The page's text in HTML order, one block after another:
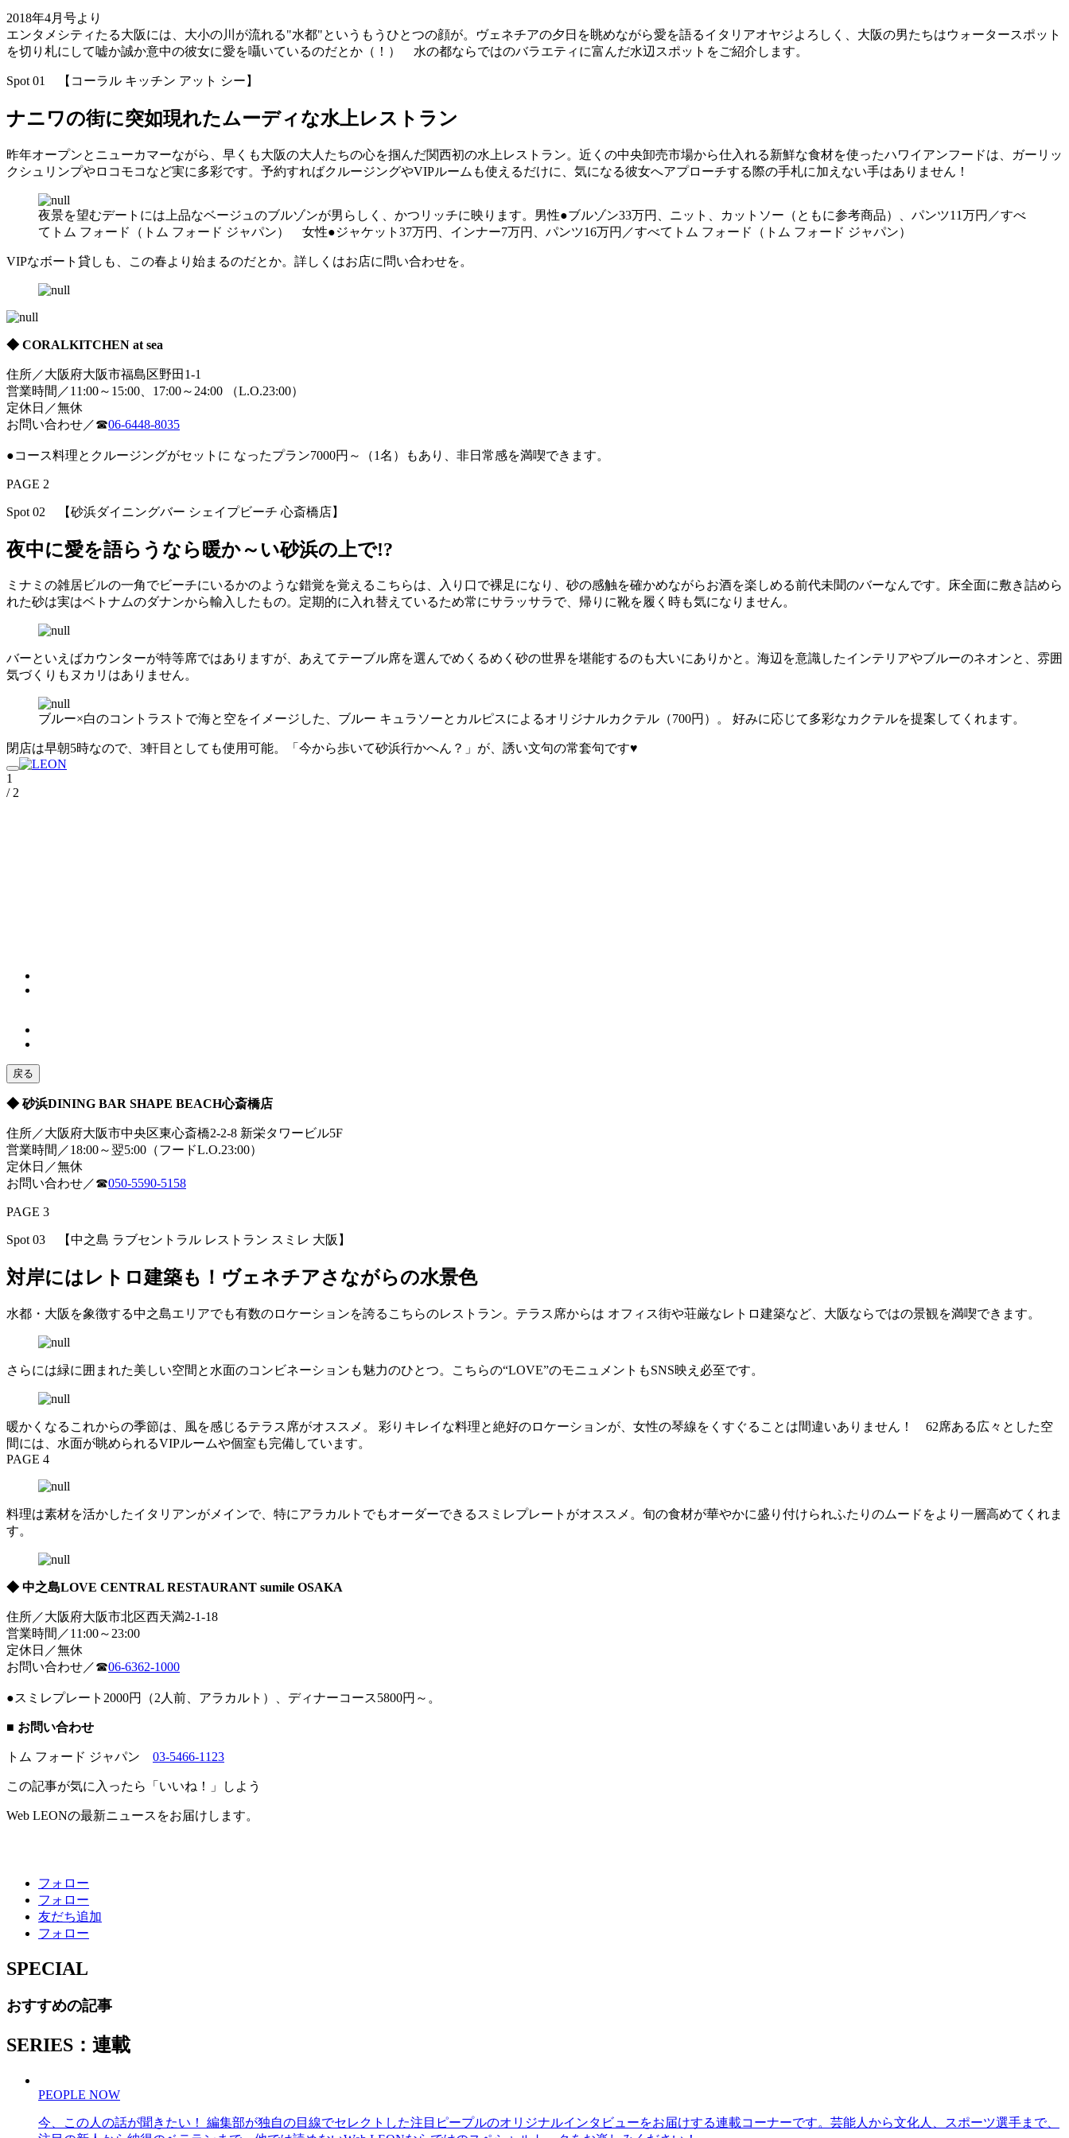
2018年4月号より
エンタメシティたる大阪には、大小の川が流れる"水都"というもうひとつの顔が。ヴェネチアの夕日を眺めながら愛を語るイタリアオヤジよろしく、大阪の男たちはウォータースポット
を切り札にして嘘か誠か意中の彼女に愛を囁いているのだとか（！） 水の都ならではのバラエティに富んだ水辺スポットをご紹介します。
Spot 01 【コーラル キッチン アット シー】
ナニワの街に突如現れたムーディな水上レストラン
昨年オープンとニューカマーながら、早くも大阪の大人たちの心を掴んだ関西初の水上レストラン。近くの中央卸売市場から仕入れる新鮮な食材を使ったハワイアンフードは、ガーリッ
クシュリンプやロコモコなど実に多彩です。予約すればクルージングやVIPルームも使えるだけに、気になる彼女へアプローチする際の手札に加えない手はありません！
夜景を望むデートには上品なベージュのブルゾンが男らしく、かつリッチに映ります。男性●ブルゾン33万円、ニット、カットソー（ともに参考商品）、パンツ11万円／すべ
てトム フォード（トム フォード ジャパン） 女性●ジャケット37万円、インナー7万円、パンツ16万円／すべてトム フォード（トム フォード ジャパン）
VIPなボート貸しも、この春より始まるのだとか。詳しくはお店に問い合わせを。
◆ CORALKITCHEN at sea
住所／大阪府大阪市福島区野田1-1
営業時間／11:00～15:00、17:00～24:00 （L.O.23:00）
定休日／無休
お問い合わせ／☎06-6448-8035
●コース料理とクルージングがセットに なったプラン7000円～（1名）もあり、非日常感を満喫できます。
PAGE 2
Spot 02 【砂浜ダイニングバー シェイプビーチ 心斎橋店】
夜中に愛を語らうなら暖か～い砂浜の上で!?
ミナミの雑居ビルの一角でビーチにいるかのような錯覚を覚えるこちらは、入り口で裸足になり、砂の感触を確かめながらお酒を楽しめる前代未聞のバーなんです。床全面に敷き詰めら
れた砂は実はベトナムのダナンから輸入したもの。定期的に入れ替えているため常にサラッサラで、帰りに靴を履く時も気になりません。
バーといえばカウンターが特等席ではありますが、あえてテーブル席を選んでめくるめく砂の世界を堪能するのも大いにありかと。海辺を意識したインテリアやブルーのネオンと、雰囲
気づくりもヌカリはありません。
ブルー×白のコントラストで海と空をイメージした、ブルー キュラソーとカルピスによるオリジナルカクテル（700円）。 好みに応じて多彩なカクテルを提案してくれます。
閉店は早朝5時なので、3軒目としても使用可能。「今から歩いて砂浜行かへん？」が、誘い文句の常套句です♥
1
/ 2
戻る
◆ 砂浜DINING BAR SHAPE BEACH心斎橋店
住所／大阪府大阪市中央区東心斎橋2-2-8 新栄タワービル5F
営業時間／18:00～翌5:00（フードL.O.23:00）
定休日／無休
お問い合わせ／☎050-5590-5158
PAGE 3
Spot 03 【中之島 ラブセントラル レストラン スミレ 大阪】
対岸にはレトロ建築も！ヴェネチアさながらの水景色
水都・大阪を象徴する中之島エリアでも有数のロケーションを誇るこちらのレストラン。テラス席からは オフィス街や荘厳なレトロ建築など、大阪ならではの景観を満喫できます。
さらには緑に囲まれた美しい空間と水面のコンビネーションも魅力のひとつ。こちらの“LOVE”のモニュメントもSNS映え必至です。
暖かくなるこれからの季節は、風を感じるテラス席がオススメ。 彩りキレイな料理と絶好のロケーションが、女性の琴線をくすぐることは間違いありません！ 62席ある広々とした空
間には、水面が眺められるVIPルームや個室も完備しています。
PAGE 4
料理は素材を活かしたイタリアンがメインで、特にアラカルトでもオーダーできるスミレプレートがオススメ。旬の食材が華やかに盛り付けられふたりのムードをより一層高めてくれま
す。
◆ 中之島LOVE CENTRAL RESTAURANT sumile OSAKA
住所／大阪府大阪市北区西天満2-1-18
営業時間／11:00～23:00
定休日／無休
お問い合わせ／☎06-6362-1000
●スミレプレート2000円（2人前、アラカルト）、ディナーコース5800円～。
■ お問い合わせ
トム フォード ジャパン 03-5466-1123
この記事が気に入ったら「いいね！」しよう
Web LEONの最新ニュースをお届けします。
フォロー
フォロー
友だち追加
フォロー
SPECIAL
おすすめの記事
SERIES：連載
PEOPLE NOW
今、この人の話が聞きたい！ 編集部が独自の目線でセレクトした注目ピープルのオリジナルインタビューをお届けする連載コーナーです。芸能人から文化人、スポーツ選手まで、